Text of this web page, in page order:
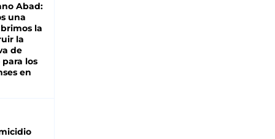
Abad:
una
la
la
de
los
en